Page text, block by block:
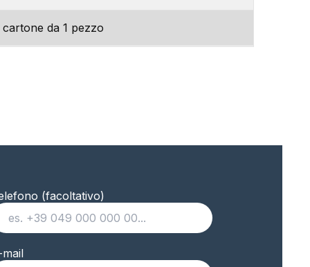
cartone da 1 pezzo
cartone da 1 pezzo
(facoltativo)